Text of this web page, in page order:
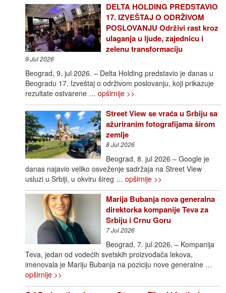
DELTA HOLDING PREDSTAVIO
17. IZVEŠTAJ O ODRŽIVOM
POSLOVANJU Održivi rast kroz
ulaganja u ljude, zajednicu i
zelenu transformaciju
9 Jul 2026
Beograd, 9. jul 2026. – Delta Holding predstavio je danas u
Beogradu 17. Izveštaj o održivom poslovanju, koji prikazuje
rezultate ostvarene … opširnije >>
Street View se vraća u Srbiju sa
ažuriranim fotografijama širom
zemlje
8 Jul 2026
Beograd, 8. jul 2026 – Google je
danas najavio veliko osveženje sadržaja na Street View
usluzi u Srbiji, u okviru šireg … opširnije >>
Marija Bubanja nova generalna
direktorka kompanije Teva za
Srbiju i Crnu Goru
7 Jul 2026
Beograd, 7. jul 2026. – Kompanija
Teva, jedan od vodećih svetskih proizvođača lekova,
imenovala je Mariju Bubanja na poziciju nove generalne …
opširnije >>